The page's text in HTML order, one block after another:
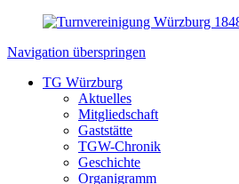
Navigation überspringen
TG Würzburg
Aktuelles
Mitgliedschaft
Gaststätte
TGW-Chronik
Geschichte
Organigramm